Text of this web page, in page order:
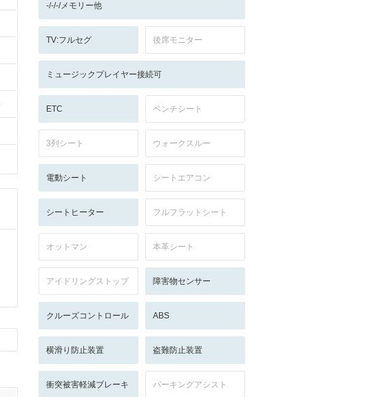
-/-/-/メモリー他
TV:フルセグ 後席モニター
ミュージックプレイヤー接続可
ETC ベンチシート
3列シート ウォークスルー
電動シート シートエアコン
シートヒーター フルフラットシート
オットマン 本革シート
アイドリングストップ 障害物センサー
クルーズコントロール ABS
横滑り防止装置 盗難防止装置
衝突被害軽減ブレーキ パーキングアシスト